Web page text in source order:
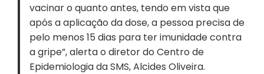
vacinar o quanto antes, tendo em vista que
após a aplicação da dose, a pessoa precisa de
pelo menos 15 dias para ter imunidade contra
a gripe”, alerta o diretor do Centro de
Epidemiologia da SMS, Alcides Oliveira.